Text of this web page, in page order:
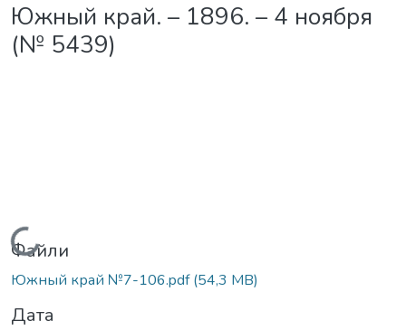
Южный край. – 1896. – 4 ноября
(№ 5439)
Вантажиться...
Файли
Южный край №7-106.pdf(54,3 MB)
Дата